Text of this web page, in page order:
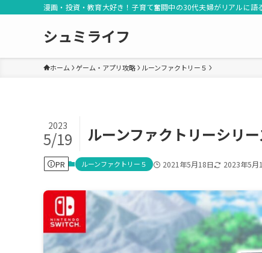
漫画・投資・教育大好き！子育て奮闘中の30代夫婦がリアルに語
シュミライフ
ホーム ゲーム・アプリ攻略 ルーンファクトリー５
ルーンファクトリーシリ
2023
5/19
PR ルーンファクトリー５ 2021年5月18日 2023年5月